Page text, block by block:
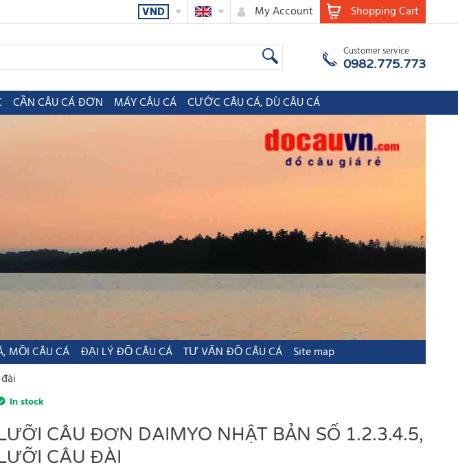
Shopping Cart
My Account
VND
Customer service
0982.775.773
CẦN CÂU CÁ ĐƠN MÁY CÂU CÁ CƯỚC CÂU CÁ, DÙ CÂU CÁ
MỒI CÂU CÁ ĐẠI LÝ ĐỒ CÂU CÁ TƯ VẤN ĐỒ CÂU CÁ
Site map
In stock
CÂU ĐƠN DAIMYO NHẬT BẢN SỐ 1.2.3.4.5,
CÂU ĐÀI